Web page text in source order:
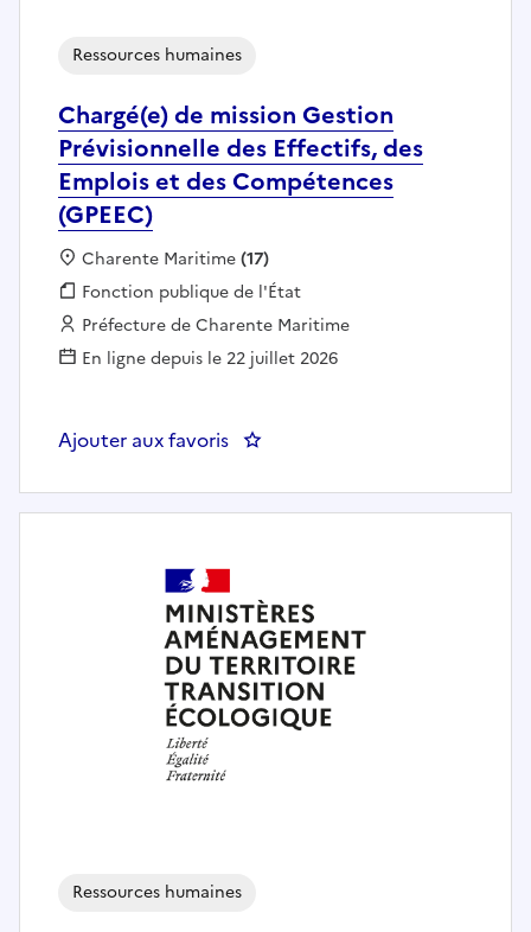
Chargé(e) de mission Gestion
Prévisionnelle des Effectifs, des
Emplois et des Compétences
(GPEEC)
Ressources humaines
Localisation :
Charente Maritime(17)
Fonction publique :
Fonction publique de l'État
Employeur :
Préfecture de Charente Maritime
En ligne depuis le 22 juillet 2026
Ajouter aux favoris : Chargé(e) de mission Gestion
Ressources humaines